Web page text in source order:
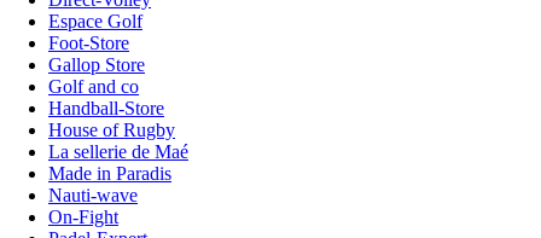
Espace Golf
Foot-Store
Gallop Store
Golf and co
Handball-Store
House of Rugby
La sellerie de Maé
Made in Paradis
Nauti-wave
On-Fight